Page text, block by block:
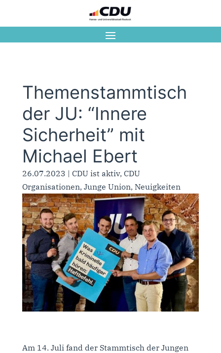
Themenstammtisch
der JU: “Innere
Sicherheit” mit
Michael Ebert
26.07.2023 | CDU ist aktiv, CDU
Organisationen, Junge Union, Neuigkeiten
Am 14. Juli fand der Stammtisch der Jungen